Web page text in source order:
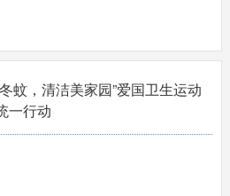
蚊，清洁美家园”爱国卫生运动
一行动